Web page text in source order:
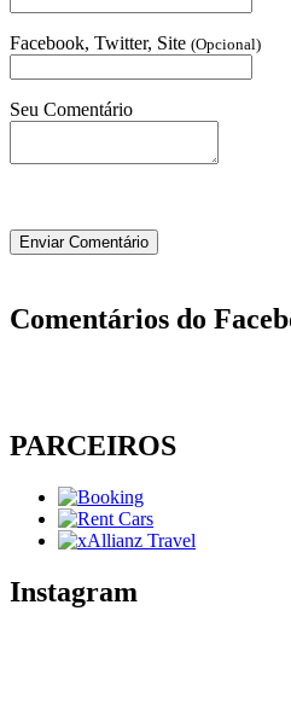
Facebook, Twitter, Site (Opcional)
Seu Comentário
Comentários do
PARCEIROS
Instagram